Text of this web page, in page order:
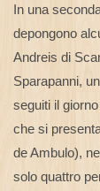
In una
depongono
Andreis di
Sparapanni,
seguiti il
che si
de Ambulo),
solo quattro